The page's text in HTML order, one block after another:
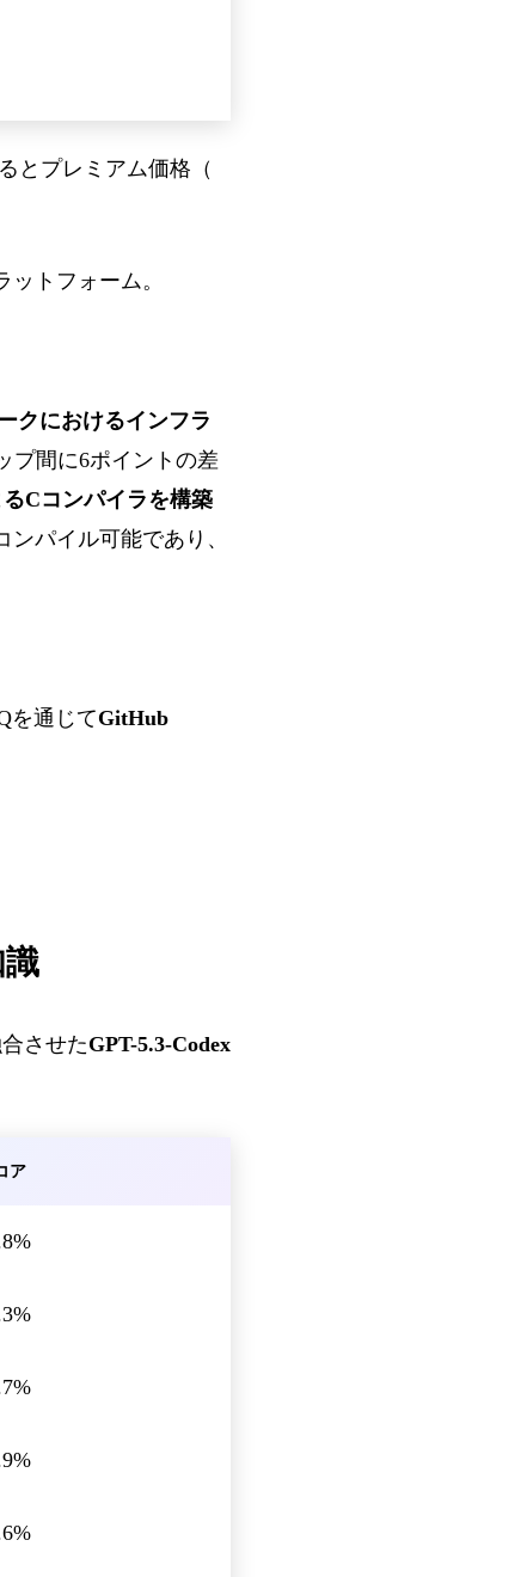
とプレミアム価格（
トフォーム。
クにおけるインフラ
プ間に6ポイントの差
Cコンパイラを構築
パイル可能であり、
を通じてGitHub
させたGPT-5.3-Codex
ア